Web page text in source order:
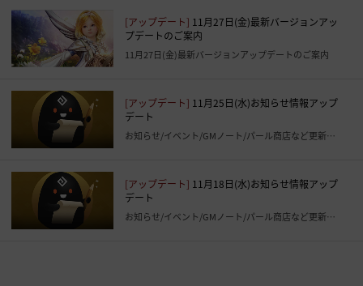
[アップデート] 11月27日(金)最新バージョンアッ
プデートのご案内
11月27日(金)最新バージョンアップデートのご案内
[アップデート] 11月25日(水)お知らせ情報アップ
デート
お知らせ/イベント/GMノート/パール商店など更新いたしました
[アップデート] 11月18日(水)お知らせ情報アップ
デート
お知らせ/イベント/GMノート/パール商店など更新いたしました